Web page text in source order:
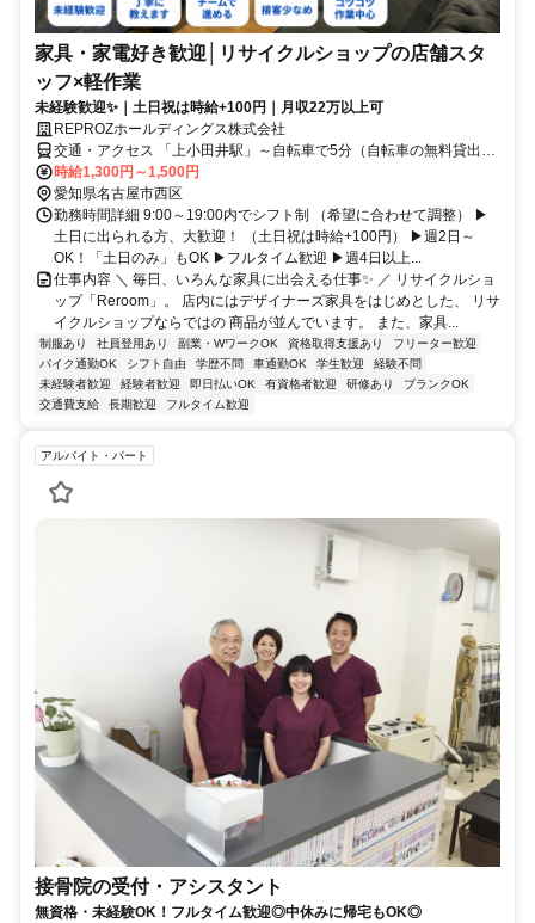
家具・家電好き歓迎│リサイクルショップの店舗スタ
ッフ×軽作業
未経験歓迎✨｜土日祝は時給+100円｜月収22万以上可
REPROZホールディングス株式会社
交通・アクセス 「上小田井駅」～自転車で5分（自転車の無料貸出あ
り）
時給1,300円～1,500円
愛知県名古屋市西区
勤務時間詳細 9:00～19:00内でシフト制 （希望に合わせて調整） ▶
土日に出られる方、大歓迎！ （土日祝は時給+100円） ▶週2日～
OK！「土日のみ」もOK ▶フルタイム歓迎 ▶週4日以上...
仕事内容 ＼ 毎日、いろんな家具に出会える仕事✨ ／ リサイクルショ
ップ「Reroom」。 店内にはデザイナーズ家具をはじめとした、 リサ
イクルショップならではの 商品が並んでいます。 また、家具...
制服あり 社員登用あり 副業・WワークOK 資格取得支援あり
フリーター歓迎
バイク通勤OK
シフト自由 学歴不問 車通勤OK 学生歓迎
経験不問
未経験者歓迎
経験者歓迎 即日払いOK 有資格者歓迎 研修あり
ブランクOK
交通費支給
長期歓迎 フルタイム歓迎
アルバイト・パート
接骨院の受付・アシスタント
無資格・未経験OK！フルタイム歓迎◎中休みに帰宅もOK◎